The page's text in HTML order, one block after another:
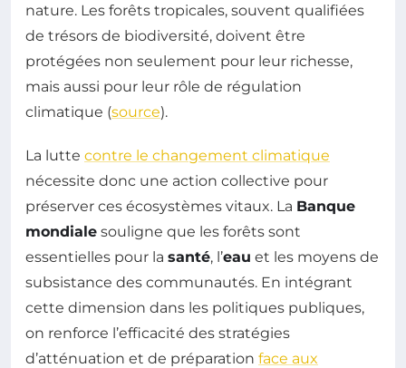
nature. Les forêts tropicales, souvent qualifiées
de trésors de biodiversité, doivent être
protégées non seulement pour leur richesse,
mais aussi pour leur rôle de régulation
climatique (source).
La lutte contre le changement climatique
nécessite donc une action collective pour
préserver ces écosystèmes vitaux. La Banque
mondiale souligne que les forêts sont
essentielles pour la santé, l’eau et les moyens de
subsistance des communautés. En intégrant
cette dimension dans les politiques publiques,
on renforce l’efficacité des stratégies
d’atténuation et de préparation face aux